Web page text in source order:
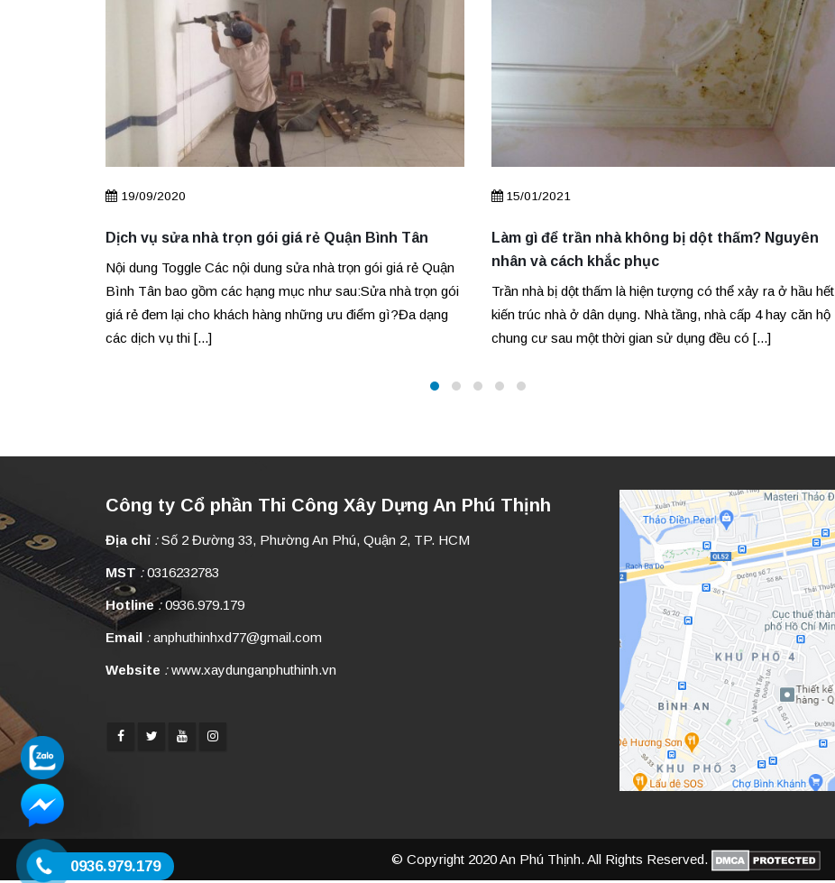
19/09/2020
Dịch vụ sửa nhà trọn gói giá rẻ Quận Bình Tân
Nội dung Toggle Các nội dung sửa nhà trọn gói giá rẻ Quận
Bình Tân bao gồm các hạng mục như sau:Sửa nhà trọn gói
giá rẻ đem lại cho khách hàng những ưu điểm gì?Đa dạng
các dịch vụ thi [...]
15/01/2021
Làm gì để trần nhà không bị dột thấm? Nguyên
nhân và cách khắc phục
Trần nhà bị dột thấm là hiện tượng có thể xảy ra ở hầu hết
kiến trúc nhà ở dân dụng. Nhà tầng, nhà cấp 4 hay căn hộ
chung cư sau một thời gian sử dụng đều có [...]
Công ty Cổ phần Thi Công Xây Dựng An Phú Thịnh
Địa chỉ :Số 2 Đường 33, Phường An Phú, Quận 2, TP. HCM
MST :0316232783
Hotline : 0936.979.179
Email :anphuthinhxd77@gmail.com
Website :www.xaydunganphuthinh.vn
© Copyright 2020 An Phú Thịnh. All Rights Reserved.
0936.979.179